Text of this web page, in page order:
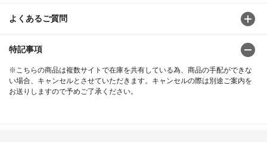
よくあるご質問
特記事項
※こちらの商品は複数サイトで在庫を共有している為、商品の手配ができな
い場合、キャンセルとさせていただきます。キャンセルの際は別途ご案内を
お送りしますので予めご了承ください。